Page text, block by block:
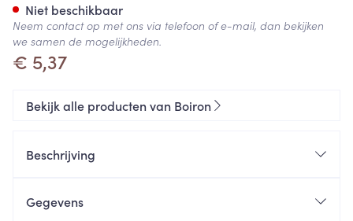
€ 5,37
Niet beschikbaar
Neem contact op met ons via telefoon of e-mail, dan bekijken
we samen de mogelijkheden.
Bekijk alle producten van Boiron
Beschrijving
Gegevens